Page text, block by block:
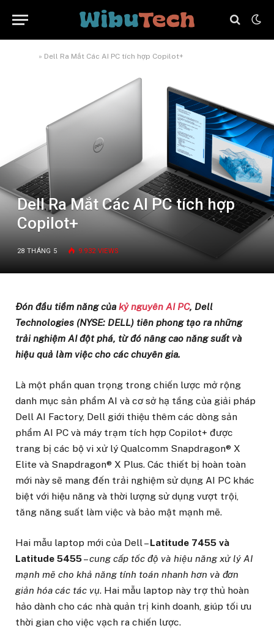
» Dell Ra Mắt Các AI PC tích hợp Copilot+
Dell Ra Mắt Các AI PC tích hợp
Copilot+
28 THÁNG 5 9.932 VIEWS
Đón đầu tiềm năng củakỷ nguyên AI PC, Dell
Technologies (NYSE: DELL) tiên phong tạo ra những
trải nghiệm AI đột phá, từ đó nâng cao năng suất và
hiệu quả làm việc cho các chuyên gia.
Là một phần quan trọng trong chiến lược mở rộng
danh mục sản phẩm AI và cơ sở hạ tầng của giải pháp
Dell AI Factory, Dell giới thiệu thêm các dòng sản
phẩm AI PC và máy trạm tích hợp Copilot+ được
trang bị các bộ vi xử lý Qualcomm Snapdragon® X
Elite và Snapdragon® X Plus. Các thiết bị hoàn toàn
mới này sẽ mang đến trải nghiệm sử dụng AI PC khác
biệt với hiệu năng và thời lượng sử dụng vượt trội,
tăng năng suất làm việc và bảo mật mạnh mẽ.
Hai mẫu laptop mới của Dell –Latitude 7455 và
Latitude 5455–cung cấp tốc độ và hiệu năng xử lý AI
mạnh mẽ cho khả năng tính toán nhanh hơn và đơn
giản hóa các tác vụ. Hai mẫu laptop này trợ thủ hoàn
hảo dành cho các nhà quản trị kinh doanh, giúp tối ưu
thời gian cho việc vạch ra chiến lược.